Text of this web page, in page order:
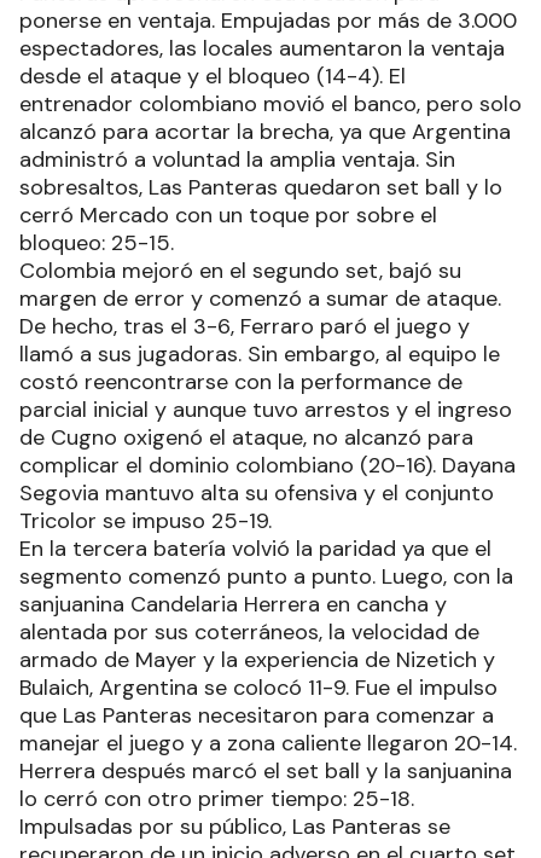
ponerse en ventaja. Empujadas por más de 3.000
espectadores, las locales aumentaron la ventaja
desde el ataque y el bloqueo (14-4). El
entrenador colombiano movió el banco, pero solo
alcanzó para acortar la brecha, ya que Argentina
administró a voluntad la amplia ventaja. Sin
sobresaltos, Las Panteras quedaron set ball y lo
cerró Mercado con un toque por sobre el
bloqueo: 25-15.
Colombia mejoró en el segundo set, bajó su
margen de error y comenzó a sumar de ataque.
De hecho, tras el 3-6, Ferraro paró el juego y
llamó a sus jugadoras. Sin embargo, al equipo le
costó reencontrarse con la performance de
parcial inicial y aunque tuvo arrestos y el ingreso
de Cugno oxigenó el ataque, no alcanzó para
complicar el dominio colombiano (20-16). Dayana
Segovia mantuvo alta su ofensiva y el conjunto
Tricolor se impuso 25-19.
En la tercera batería volvió la paridad ya que el
segmento comenzó punto a punto. Luego, con la
sanjuanina Candelaria Herrera en cancha y
alentada por sus coterráneos, la velocidad de
armado de Mayer y la experiencia de Nizetich y
Bulaich, Argentina se colocó 11-9. Fue el impulso
que Las Panteras necesitaron para comenzar a
manejar el juego y a zona caliente llegaron 20-14.
Herrera después marcó el set ball y la sanjuanina
lo cerró con otro primer tiempo: 25-18.
Impulsadas por su público, Las Panteras se